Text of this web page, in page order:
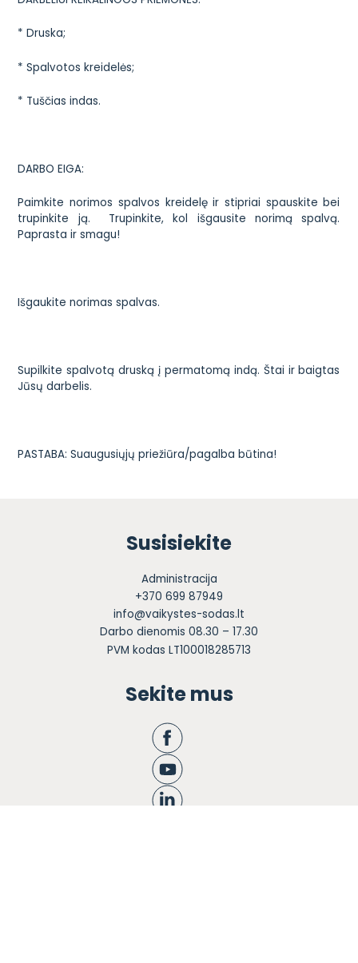
* Druska;
* Spalvotos kreidelės;
* Tuščias indas.
DARBO EIGA:
Paimkite norimos spalvos kreidelę ir stipriai spauskite bei
trupinkite ją. Trupinkite, kol išgausite norimą spalvą.
Paprasta ir smagu!
Išgaukite norimas spalvas.
Supilkite spalvotą druską į permatomą indą. Štai ir baigtas
Jūsų darbelis.
PASTABA: Suaugusiųjų priežiūra/pagalba būtina!
Susisiekite
Administracija
+370 699 87949
info@vaikystes-sodas.lt
Darbo dienomis 08.30 – 17.30
PVM kodas LT100018285713
Sekite mus